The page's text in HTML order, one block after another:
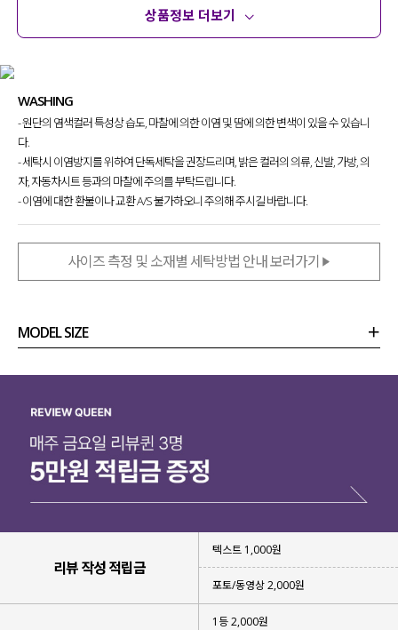
상품정보 더보기
WASHING
- 원단의 염색컬러 특성상 습도, 마찰에 의한 이염 및 땀에 의한 변색이 있을 수 있습니
다.
- 세탁시 이염방지를 위하여 단독세탁을 권장드리며, 밝은 컬러의 의류, 신발, 가방, 의
자, 자동차시트 등과의 마찰에 주의를 부탁드립니다.
- 이염에 대한 환불이나 교환 A/S 불가하오니 주의해 주시길 바랍니다.
사이즈 측정 및 소재별 세탁방법 안내 보러가기
MODEL SIZE
리뷰 작성 적립금
텍스트 1,000원
포토/동영상 2,000원
1등 2,000원